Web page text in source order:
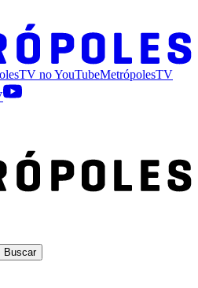
noYouTubeMetrópolesTV
Buscar